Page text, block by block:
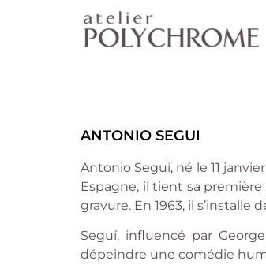
ANTONIO SEGUI
Antonio Seguí, né le 11
Espagne, il tient sa
gravure. En 1963, il s’installe
Seguí, influencé par
dépeindre une comédie